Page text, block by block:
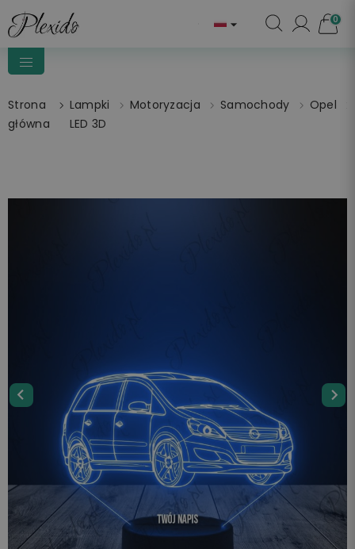
 0
Strona
główna
Lampki
LED 3D
Motoryzacja Samochody Opel